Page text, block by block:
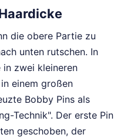
die obere Partie zu
unten rutschen. In
in zwei kleineren
einem großen
Bobby Pins als
Technik". Der erste Pin
geschoben, der